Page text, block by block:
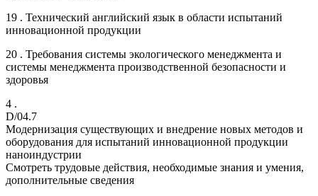
19 . Технический английский язык в области испытаний
инновационной продукции
20 . Требования системы экологического менеджмента и
системы менеджмента производственной безопасности и
здоровья
4 .
D/04.7
Модернизация существующих и внедрение новых методов и
оборудования для испытаний инновационной продукции
наноиндустрии
Смотреть трудовые действия, необходимые знания и умения,
дополнительные сведения